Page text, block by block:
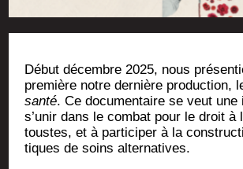
Début décembre 2025, nous
pre­mière notre der­nière pro­duc­tion,
san­té. Ce docu­men­taire se veut une
s’unir dans le com­bat pour le droit à
toustes, et à par­ti­ci­per à la
tiques de soins alternatives.